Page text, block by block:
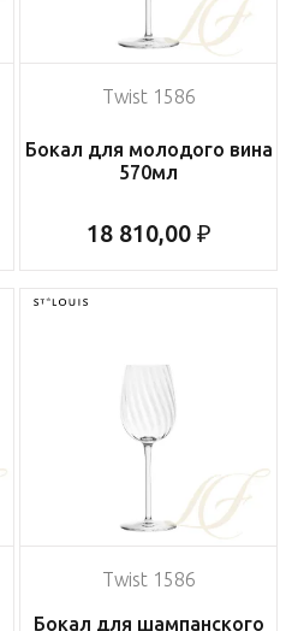
Twist 1586
Бокал для молодого вина
570мл
18 810,00 ₽
Twist 1586
Бокал для шампанского